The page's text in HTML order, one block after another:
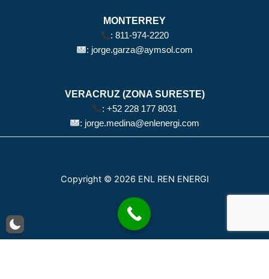
MONTERREY
: 811-974-2220
: jorge.garza@aymsol.com
VERACRUZ (ZONA SURESTE)
: +52 228 177 8031
: jorge.medina@enlenergi.com
Copyright © 2026 ENL REN ENERGI